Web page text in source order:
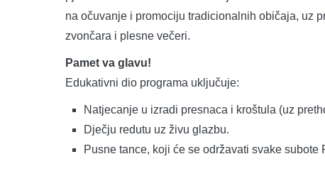
na očuvanje i promociju tradicionalnih običaja, uz
zvončara i plesne večeri.
Pamet va glavu!
Edukativni dio programa uključuje:
Natjecanje u izradi presnaca i kroštula (uz
Dječju redutu uz živu glazbu.
Pusne tance, koji će se održavati svake